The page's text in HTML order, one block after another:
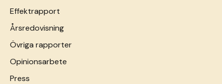
Effektrapport
Årsredovisning
Övriga rapporter
Opinionsarbete
Press